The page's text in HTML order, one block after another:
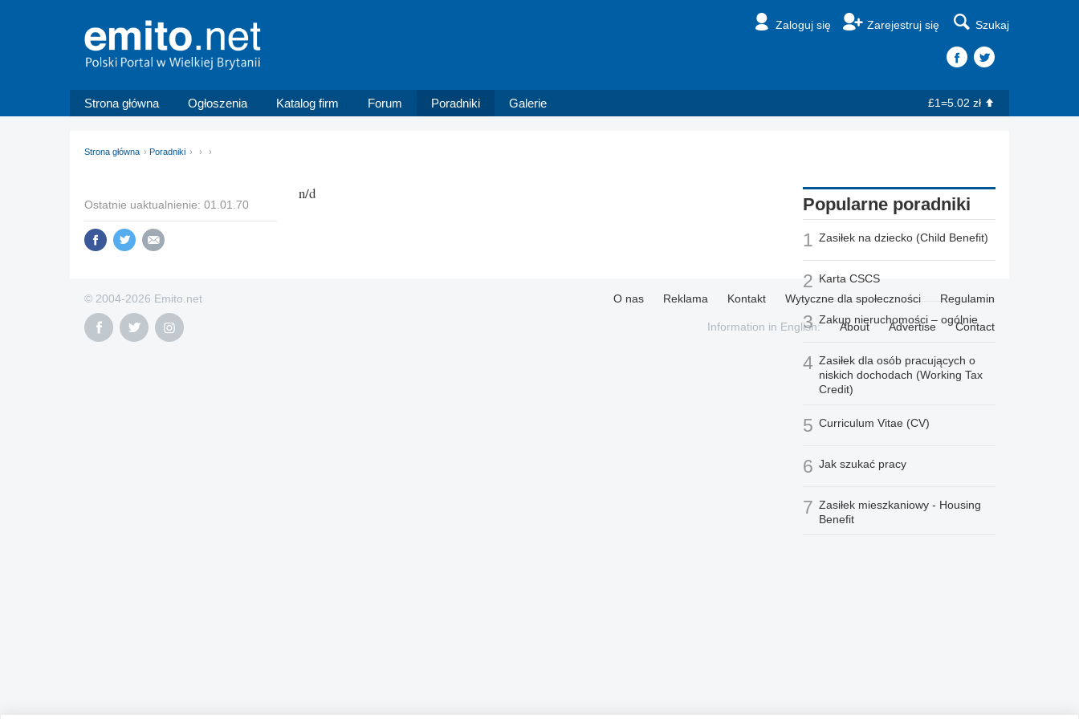
Zaloguj się Zarejestruj się Szukaj
Strona główna Ogłoszenia Katalog firm Forum Poradniki Galerie £1=5.02 zł
Strona główna Poradniki
Ostatnie uaktualnienie: 01.01.70
n/d
Popularne poradniki
1 Zasiłek na dziecko (Child Benefit)
2 Karta CSCS
3 Zakup nieruchomości – ogólnie
4 Zasiłek dla osób pracujących o
niskich dochodach (Working Tax
Credit)
5 Curriculum Vitae (CV)
6 Jak szukać pracy
7 Zasiłek mieszkaniowy - Housing
Benefit
O nas Reklama Kontakt Wytyczne dla społeczności Regulamin
Information in English: About Advertise Contact
© 2004-2026 Emito.net